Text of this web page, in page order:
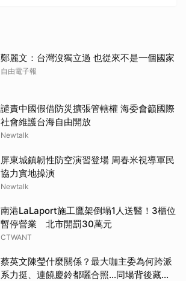
鄭麗文：台灣沒獨立過 也從來不是一個國家
自由電子報
譴責中國假借防災擴張管轄權 海委會籲國際
社會維護台海自由開放
Newtalk
屏東城鎮韌性防空演習登場 周春米視導軍民
協力實地操演
Newtalk
南港LaLaport施工鷹架倒塌1人送醫！3櫃位
暫停營業 北市開罰30萬元
CTWANT
蔡英文陳瑩什麼關係？最大咖主委為何跨派
系力挺、連饒慶鈴都曬合照...同場背後藏政